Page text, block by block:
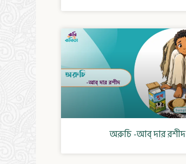
অরুচি -আব্ দার রশীদ